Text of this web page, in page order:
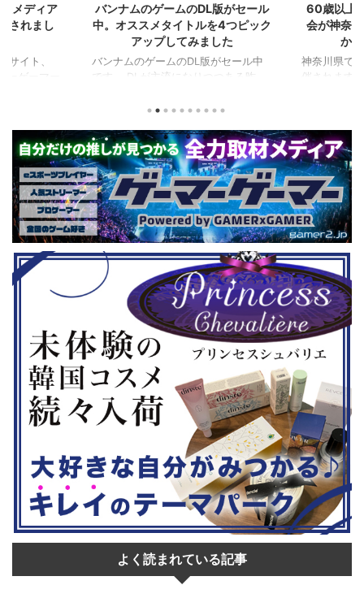
メディア
されまし
サイト、
ーゲーマー
ストリーマ
を紹介して
マーのマウ
いことまで
しいデバ
しい環境を
みたりした
いかがでし
バンナムのゲームのDL版がセール
中。オススメタイトルを4つピック
アップしてみました
バンナムのゲームのDL版がセール中
です。 DLが主流になりつつある昨
してしまいがちな人も多いはず。とい
でも楽しめるようなタイトルを独自に
ピックアップしてみました。（類似し
たゲームや続編が出にくいゲーム、長
く遊べるゲーム、定番ゲーム） 注目
タイトル ◆『LITTLE NIGHTMARES-
リトルナイトメア-１＆２セット』
(Switch） ２Dアクションホラーゲー
ムの2作のセットです。 ◆『鉄拳8
Deluxe Edition』（PS5） ...
60歳以上
会が神奈
か
神奈川県で
催されます
仕様。ご当
も見られる
しめるイベ
す。 ちなみ
ーである蝶
なるそうで
場しますよ
大会参加者
選あり。予
22日。本戦
よく読まれている記事